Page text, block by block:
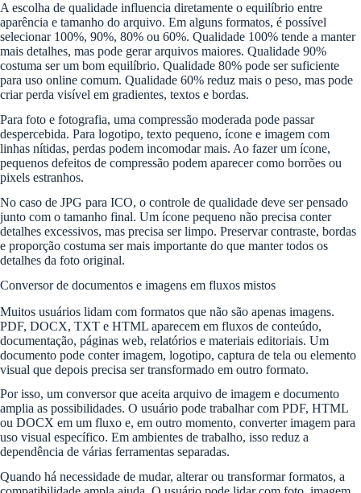
A escolha de qualidade influencia diretamente o equilíbrio entre
aparência e tamanho do arquivo. Em alguns formatos, é possível
selecionar 100%, 90%, 80% ou 60%. Qualidade 100% tende a manter
mais detalhes, mas pode gerar arquivos maiores. Qualidade 90%
costuma ser um bom equilíbrio. Qualidade 80% pode ser suficiente
para uso online comum. Qualidade 60% reduz mais o peso, mas pode
criar perda visível em gradientes, textos e bordas.
Para foto e fotografia, uma compressão moderada pode passar
despercebida. Para logotipo, texto pequeno, ícone e imagem com
linhas nítidas, perdas podem incomodar mais. Ao fazer um ícone,
pequenos defeitos de compressão podem aparecer como borrões ou
pixels estranhos.
No caso de JPG para ICO, o controle de qualidade deve ser pensado
junto com o tamanho final. Um ícone pequeno não precisa conter
detalhes excessivos, mas precisa ser limpo. Preservar contraste, bordas
e proporção costuma ser mais importante do que manter todos os
detalhes da foto original.
Conversor de documentos e imagens em fluxos mistos
Muitos usuários lidam com formatos que não são apenas imagens.
PDF, DOCX, TXT e HTML aparecem em fluxos de conteúdo,
documentação, páginas web, relatórios e materiais editoriais. Um
documento pode conter imagem, logotipo, captura de tela ou elemento
visual que depois precisa ser transformado em outro formato.
Por isso, um conversor que aceita arquivo de imagem e documento
amplia as possibilidades. O usuário pode trabalhar com PDF, HTML
ou DOCX em um fluxo e, em outro momento, converter imagem para
uso visual específico. Em ambientes de trabalho, isso reduz a
dependência de várias ferramentas separadas.
Quando há necessidade de mudar, alterar ou transformar formatos, a